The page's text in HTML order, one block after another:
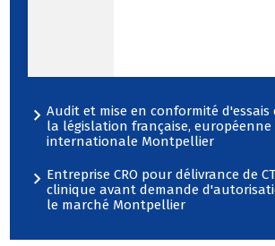
Audit et mise en conformité d'essais
la législation française, européenne
internationale Montpellier
Entreprise CRO pour délivrance de
clinique avant demande
le marché Montpellier